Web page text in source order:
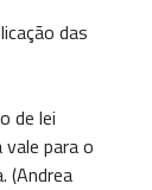
das
de lei
para o
(Andrea